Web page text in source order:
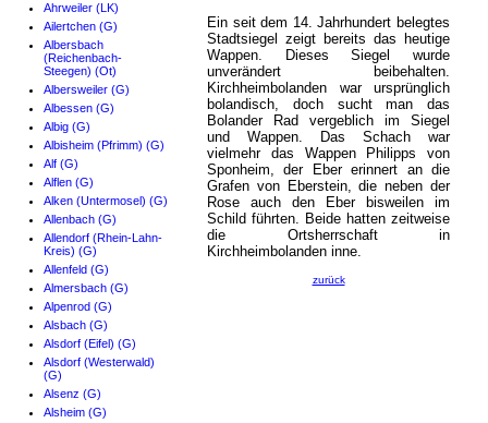
Ahrweiler (LK)
Ailertchen (G)
Albersbach
(Reichenbach-
Steegen) (Ot)
Albersweiler (G)
Albessen (G)
Albig (G)
Albisheim (Pfrimm) (G)
Alf (G)
Alflen (G)
Alken (Untermosel) (G)
Allenbach (G)
Allendorf (Rhein-Lahn-
Kreis) (G)
Allenfeld (G)
Almersbach (G)
Alpenrod (G)
Alsbach (G)
Alsdorf (Eifel) (G)
Alsdorf (Westerwald)
(G)
Alsenz (G)
Alsheim (G)
Ein seit dem 14. Jahrhundert belegtes
Stadtsiegel zeigt bereits das heutige
Wappen. Dieses Siegel wurde
unverändert beibehalten.
Kirchheimbolanden war ursprünglich
bolandisch, doch sucht man das
Bolander Rad vergeblich im Siegel
und Wappen. Das Schach war
vielmehr das Wappen Philipps von
Sponheim, der Eber erinnert an die
Grafen von Eberstein, die neben der
Rose auch den Eber bisweilen im
Schild führten. Beide hatten zeitweise
die Ortsherrschaft in
Kirchheimbolanden inne.
zurück